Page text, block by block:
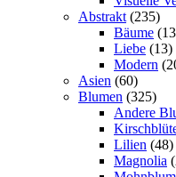
Abstrakt (235)
Bäume
Liebe (13)
Modern
Asien (60)
Blumen (325)
Andere
Lilien (48)
Magnolia